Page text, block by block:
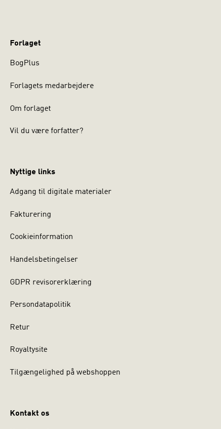
Forlaget
BogPlus
Forlagets medarbejdere
Om forlaget
Vil du være forfatter?
Nyttige links
Adgang til digitale materialer
Fakturering
Cookieinformation
Handelsbetingelser
GDPR revisorerklæring
Persondatapolitik
Retur
Royaltysite
Tilgængelighed på webshoppen
Kontakt os